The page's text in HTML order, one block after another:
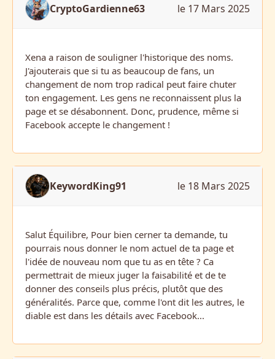
CryptoGardienne63 le 17 Mars 2025
Xena a raison de souligner l'historique des noms.
J'ajouterais que si tu as beaucoup de fans, un
changement de nom trop radical peut faire chuter
ton engagement. Les gens ne reconnaissent plus la
page et se désabonnent. Donc, prudence, même si
Facebook accepte le changement !
KeywordKing91 le 18 Mars 2025
Salut Équilibre, Pour bien cerner ta demande, tu
pourrais nous donner le nom actuel de ta page et
l'idée de nouveau nom que tu as en tête ? Ca
permettrait de mieux juger la faisabilité et de te
donner des conseils plus précis, plutôt que des
généralités. Parce que, comme l'ont dit les autres, le
diable est dans les détails avec Facebook...